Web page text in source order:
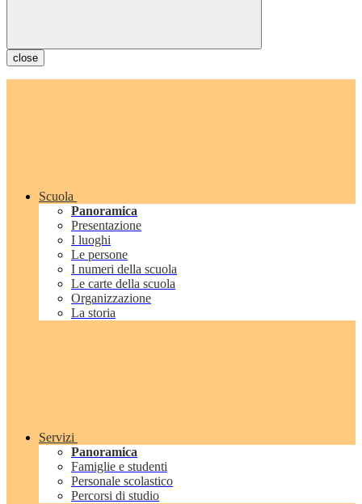
close
Scuola
Panoramica
Presentazione
I luoghi
Le persone
I numeri della scuola
Le carte della scuola
Organizzazione
La storia
Servizi
Panoramica
Famiglie e studenti
Personale scolastico
Percorsi di studio